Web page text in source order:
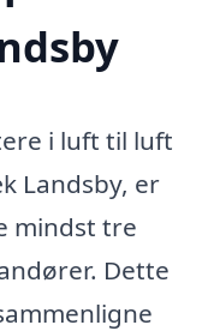
i luft til luft
Landsby, er
mindst tre
Dette